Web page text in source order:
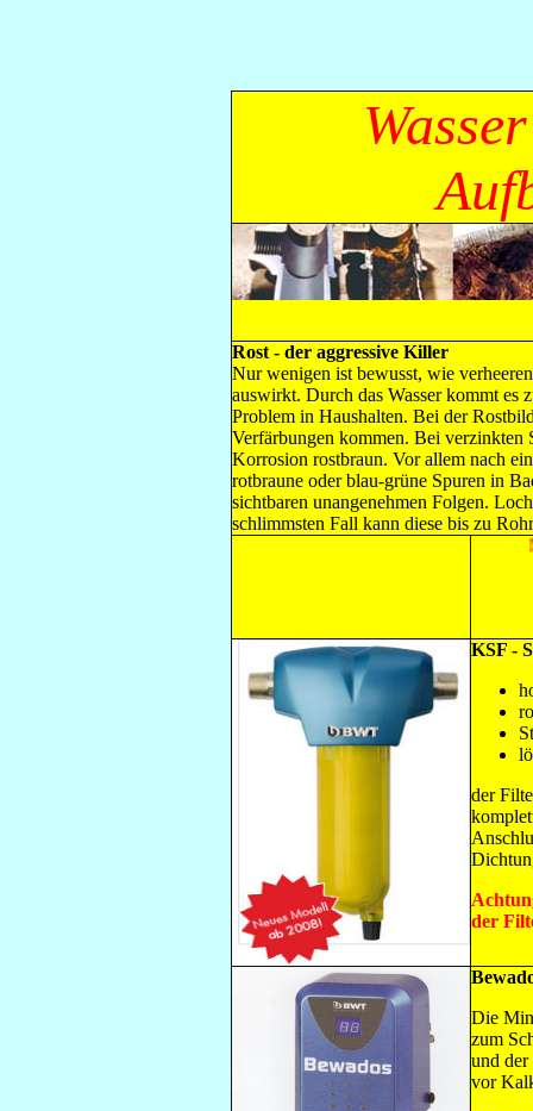
Rost - der aggressive Killer
Nur wenigen ist bewusst, wie
auswirkt. Durch das Wasser kommt es
Problem in Haushalten. Bei der
Verfärbungen kommen. Bei verzinkten
Korrosion rostbraun. Vor allem nach
rotbraune oder blau-grüne Spuren in
sichtbaren unangenehmen Folgen.
schlimmsten Fall kann diese bis zu
KSF -
der
der
Die
zum
und der
vor